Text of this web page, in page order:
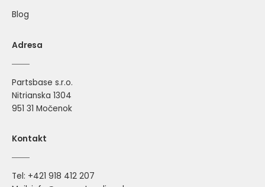
Blog
Adresa
Partsbase s.r.o.
Nitrianska 1304
951 31 Močenok
Kontakt
Tel: +421 918 412 207